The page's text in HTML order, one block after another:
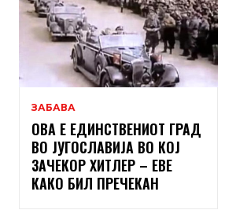
ЗАБАВА
ОВА Е ЕДИНСТВЕНИОТ ГРАД
ВО ЈУГОСЛАВИЈА ВО КОЈ
ЗАЧЕКОР ХИТЛЕР – ЕВЕ
КАКО БИЛ ПРЕЧЕКАН